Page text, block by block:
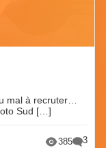
mal à recruter…
Sud […]
385 3